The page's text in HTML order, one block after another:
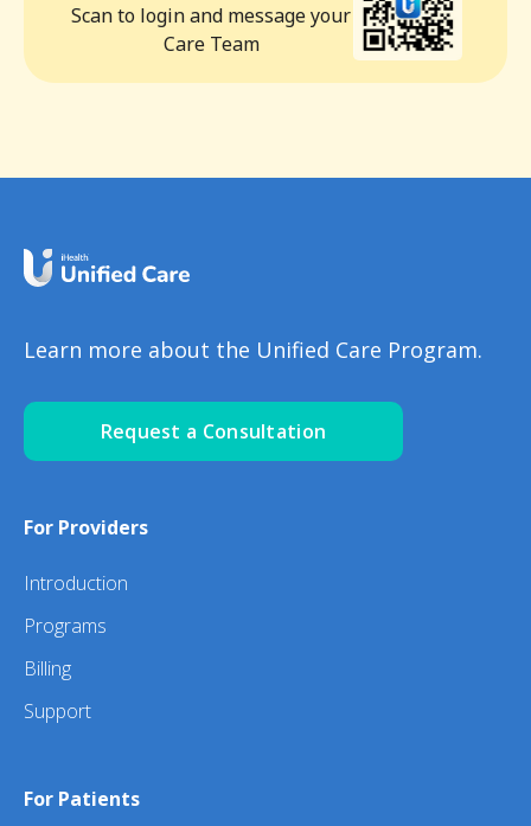
Scan to login and message your
Care Team
Learn more about the Unified Care Program.
Request a Consultation
For Providers
Introduction
Programs
Billing
Support
For Patients